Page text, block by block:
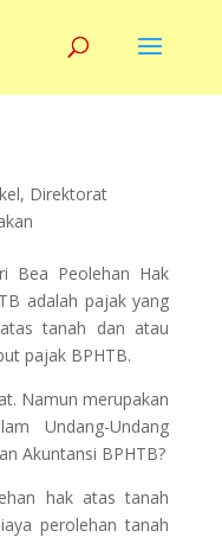
, Direktorat
Bea Peolehan Hak
adalah pajak yang
tanah dan atau
pajak BPHTB.
Namun merupakan
Undang-Undang
Akuntansi BPHTB?
hak atas tanah
perolehan tanah